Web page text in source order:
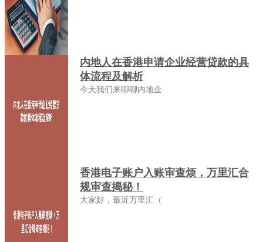
内地人在香港申请企业经营贷款的具
体流程及解析
今天我们来聊聊内地企
香港电子账户入账审查烦，万里汇合
规审查揭秘！
大家好，最近万里汇（